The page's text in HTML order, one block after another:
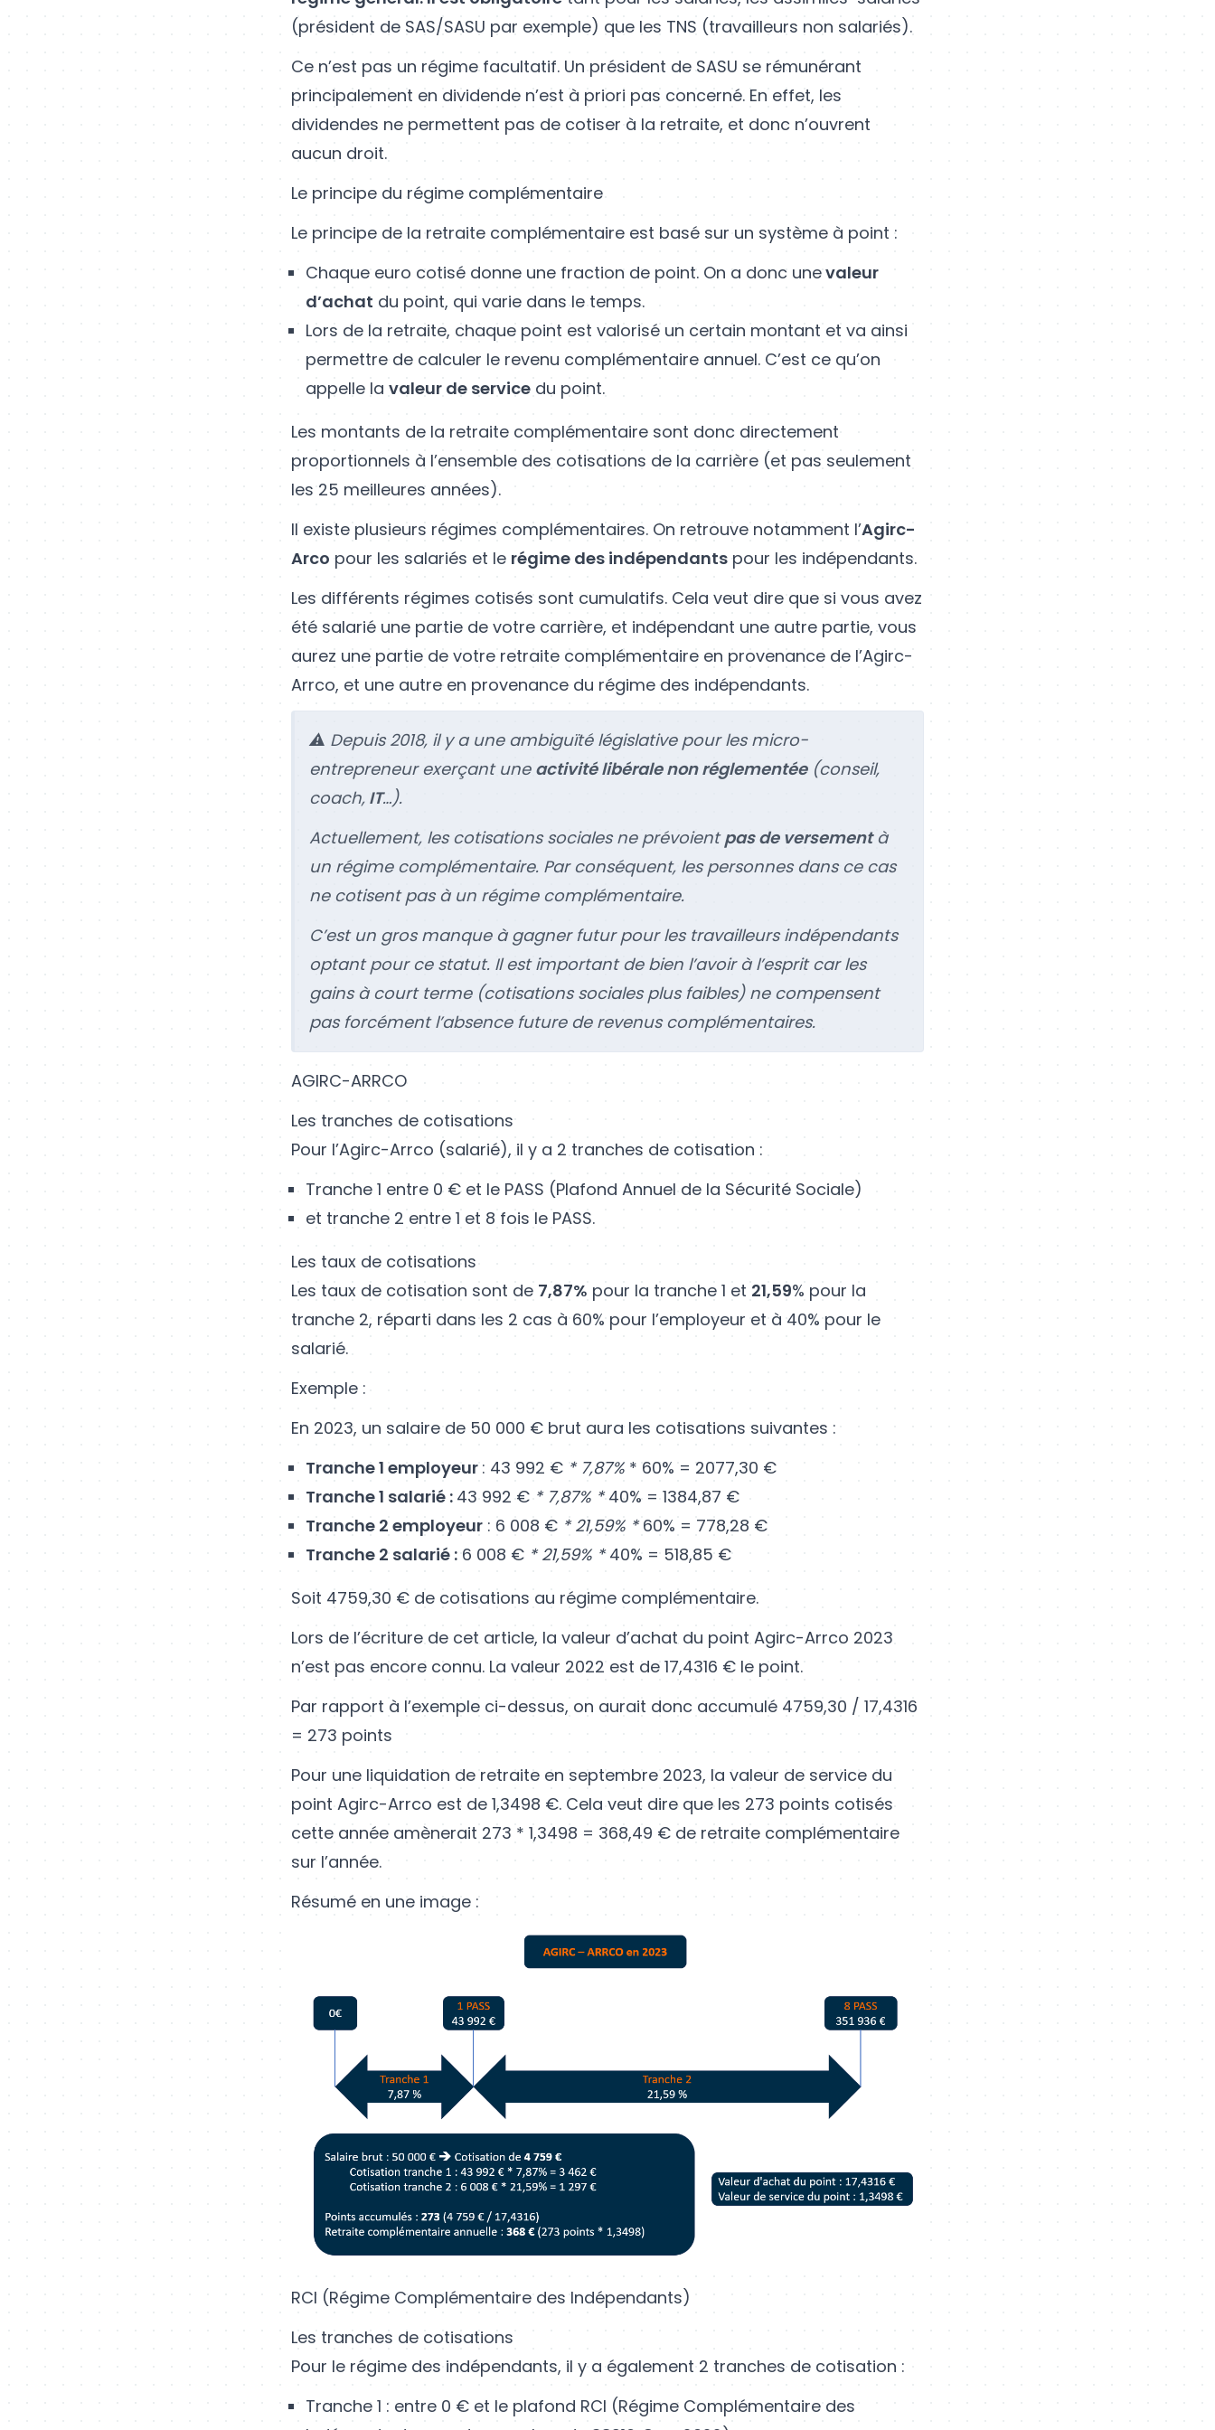
(président de SAS/SASU par exemple) que les TNS (travailleurs non salariés).
Ce n’est pas un régime facultatif. Un président de SASU se rémunérant
principalement en dividende n’est à priori pas concerné. En effet, les
dividendes ne permettent pas de cotiser à la retraite, et donc n’ouvrent
aucun droit.
Le principe du régime complémentaire
Le principe de la retraite complémentaire est basé sur un système à point :
Chaque euro cotisé donne une fraction de point. On a donc unevaleur
d’achat du point, qui varie dans le temps.
Lors de la retraite, chaque point est valorisé un certain montant et va ainsi
permettre de calculer le revenu complémentaire annuel. C’est ce qu’on
appelle la valeur de service du point.
Les montants de la retraite complémentaire sont donc directement
proportionnels à l’ensemble des cotisations de la carrière (et pas seulement
les 25 meilleures années).
Il existe plusieurs régimes complémentaires. On retrouve notamment l’Agirc-
Arco pour les salariés et le régime des indépendants pour les indépendants.
Les différents régimes cotisés sont cumulatifs. Cela veut dire que si vous avez
été salarié une partie de votre carrière, et indépendant une autre partie, vous
aurez une partie de votre retraite complémentaire en provenance de l’Agirc-
Arrco, et une autre en provenance du régime des indépendants.
⚠️ Depuis 2018, il y a une ambiguïté législative pour les micro-
entrepreneur exerçant une activité libérale non réglementée(conseil,
coach, IT…).
Actuellement, les cotisations sociales ne prévoientpas de versementà
un régime complémentaire. Par conséquent, les personnes dans ce cas
ne cotisent pas à un régime complémentaire.
C’est un gros manque à gagner futur pour les travailleurs indépendants
optant pour ce statut. Il est important de bien l’avoir à l’esprit car les
gains à court terme (cotisations sociales plus faibles) ne compensent
pas forcément l’absence future de revenus complémentaires.
AGIRC-ARRCO
Les tranches de cotisations
Pour l’Agirc-Arrco (salarié), il y a 2 tranches de cotisation :
Tranche 1 entre 0 € et le PASS (Plafond Annuel de la Sécurité Sociale)
et tranche 2 entre 1 et 8 fois le PASS.
Les taux de cotisations
Les taux de cotisation sont de 7,87% pour la tranche 1 et 21,59% pour la
tranche 2, réparti dans les 2 cas à 60% pour l’employeur et à 40% pour le
salarié.
Exemple :
En 2023, un salaire de 50 000 € brut aura les cotisations suivantes :
Tranche 1 employeur : 43 992 € * 7,87% * 60% = 2077,30 €
Tranche 1 salarié : 43 992 € * 7,87% *40% = 1384,87 €
Tranche 2 employeur : 6 008 € * 21,59% *60% = 778,28 €
Tranche 2 salarié : 6 008 € * 21,59% *40% = 518,85 €
Soit 4759,30 € de cotisations au régime complémentaire.
Lors de l’écriture de cet article, la valeur d’achat du point Agirc-Arrco 2023
n’est pas encore connu. La valeur 2022 est de 17,4316 € le point.
Par rapport à l’exemple ci-dessus, on aurait donc accumulé 4759,30 / 17,4316
= 273 points
Pour une liquidation de retraite en septembre 2023, la valeur de service du
point Agirc-Arrco est de 1,3498 €. Cela veut dire que les 273 points cotisés
cette année amènerait 273 * 1,3498 = 368,49 € de retraite complémentaire
sur l’année.
Résumé en une image :
RCI (Régime Complémentaire des Indépendants)
Les tranches de cotisations
Pour le régime des indépendants, il y a également 2 tranches de cotisation :
Tranche 1 : entre 0 € et le plafond RCI (Régime Complémentaire des